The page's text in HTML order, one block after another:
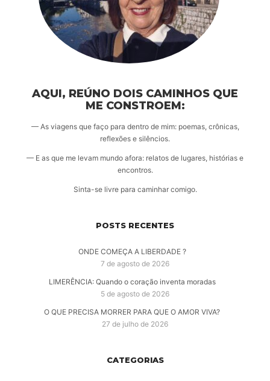
AQUI, REÚNO DOIS CAMINHOS QUE
ME CONSTROEM:
— As viagens que faço para dentro de mim: poemas, crônicas,
reflexões e silêncios.
— E as que me levam mundo afora: relatos de lugares, histórias e
encontros.
Sinta-se livre para caminhar comigo.
POSTS RECENTES
ONDE COMEÇA A LIBERDADE ?
7 de agosto de 2026
LIMERÊNCIA: Quando o coração inventa moradas
5 de agosto de 2026
O QUE PRECISA MORRER PARA QUE O AMOR VIVA?
27 de julho de 2026
CATEGORIAS